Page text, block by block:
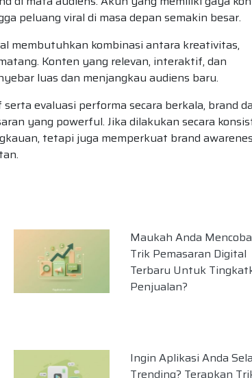
peluang viral di masa depan semakin besar.
membutuhkan kombinasi antara kreativitas,
Konten yang relevan, interaktif, dan
luas dan menjangkau audiens baru.
evaluasi performa secara berkala, brand
yang powerful. Jika dilakukan secara
tetapi juga memperkuat brand
Maukah Anda Mencoba
Trik Pemasaran Digital
Terbaru Untuk
Penjualan?
Ingin Aplikasi Anda
Trending? Terapkan